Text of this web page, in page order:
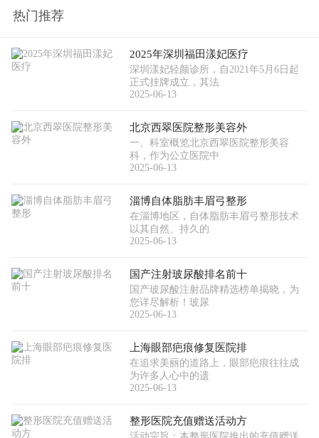
热门推荐
2025年深圳福田漾妃医疗
深圳漾妃轻颜诊所，自2021年5月6日起
正式挂牌成立，其法
2025-06-13
北京西翠医院整形美容外
一、科室概览北京西翠医院整形美容
科，作为公立医院中
2025-06-13
淄博自体脂肪丰眉弓整形
在淄博地区，自体脂肪丰眉弓整形技术
以其自然、持久的
2025-06-13
国产注射玻尿酸排名前十
国产玻尿酸注射品牌精选榜单揭晓，为
您详尽解析！玻尿
2025-06-13
上海眼部疤痕修复医院排
在追求美丽的道路上，眼部疤痕往往成
为许多人心中的遗
2025-06-13
整形医院充值赠送活动方